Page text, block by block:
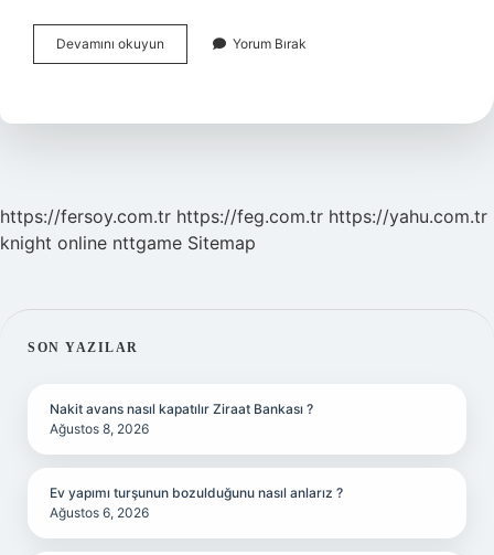
Devamını okuyun Komedon
Nedir
Yorum Bırak
https://fersoy.com.tr https://feg.com.tr https://yahu.com.tr
knight online nttgame Sitemap
SIDEBAR
SON YAZILAR
Nakit avans nasıl kapatılır Ziraat Bankası ?
Ağustos 8, 2026
Ev yapımı turşunun bozulduğunu nasıl anlarız ?
Ağustos 6, 2026